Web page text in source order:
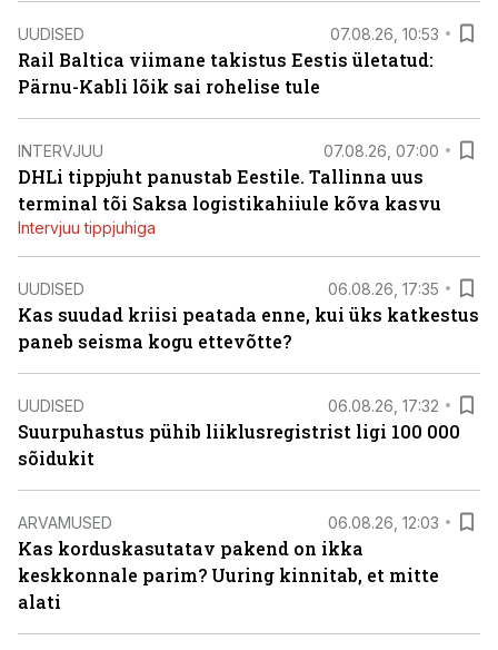
UUDISED 07.08.26, 10:53
Rail Baltica viimane takistus Eestis ületatud:
Pärnu-Kabli lõik sai rohelise tule
INTERVJUU 07.08.26, 07:00
DHLi tippjuht panustab Eestile. Tallinna uus
terminal tõi Saksa logistikahiiule kõva kasvu
Intervjuu tippjuhiga
UUDISED 06.08.26, 17:35
Kas suudad kriisi peatada enne, kui üks katkestus
paneb seisma kogu ettevõtte?
UUDISED 06.08.26, 17:32
Suurpuhastus pühib liiklusregistrist ligi 100 000
sõidukit
ARVAMUSED 06.08.26, 12:03
Kas korduskasutatav pakend on ikka
keskkonnale parim? Uuring kinnitab, et mitte
alati